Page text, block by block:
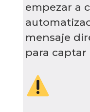
empezar a
mensaje
para captar